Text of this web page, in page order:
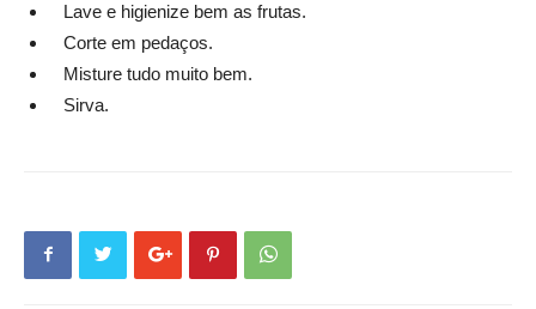
Lave e higienize bem as frutas.
Corte em pedaços.
Misture tudo muito bem.
Sirva.